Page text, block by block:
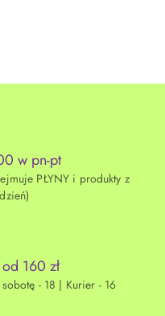
w pn-pt
PŁYNY i produkty z
160 zł
- 18 | Kurier - 16